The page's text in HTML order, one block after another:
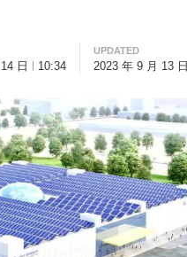
日 10:34
UPDATED
2023 年 9 月 13 日